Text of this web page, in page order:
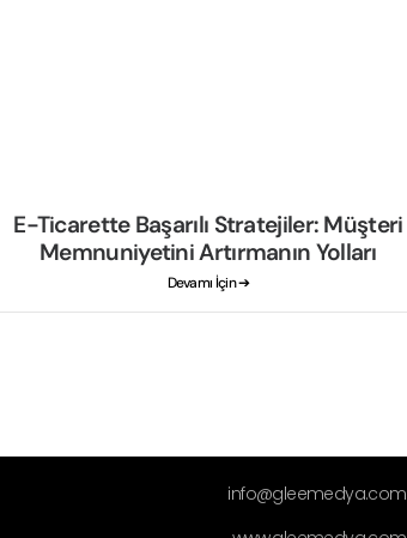
E-Ticarette Başarılı Stratejiler: Müşteri
Memnuniyetini Artırmanın Yolları
Devamı İçin ➔
info@gleemedya.com